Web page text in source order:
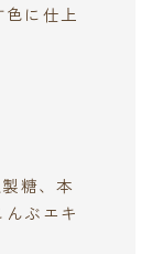
に仕上
糖、本
ぶエキ